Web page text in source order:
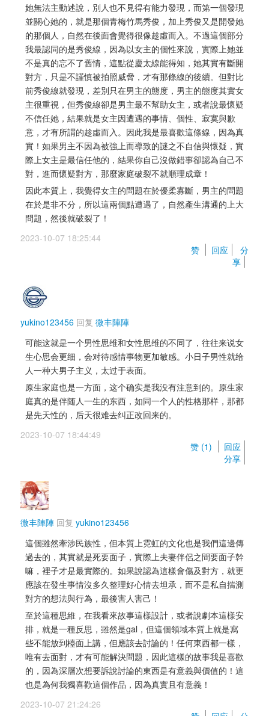
她無法主動述說，別人也不見得有能力發現，而第一個發現
並關心她的，就是那個青梅竹馬秀俊，加上秀俊又是開發她
的那個人，自然在後面會覺得很像趁虛而入。不過這個部分
我最認同的是秀俊線，因為以女主的個性來說，實際上她並
不是真的忘不了舊情，這點從慶太線能得知，她其實有斷開
對方，只是不謹慎被拍照威脅，才有那條線的後續。但對比
前秀俊線就發現，差別只在男主的態度，男主的態度其實女
主很重視，但秀俊線卻是男主最不幫助女主，或者說最懷疑
不信任她，結果就是女主因遭遇的事情、個性、寂寞與歉
意，才有所謂的趁虛而入。因此我是最喜歡這條線，因為真
實！如果男主不因為被強上而導致的謎之不自信與懷疑，實
際上女主是最信任他的，結果你自己沒做錯事卻認為自己不
對，進而懷疑對方，那麼家庭破裂不就順理成章！
因此本質上，我覺得女主的問題在於優柔寡斷，男主的問題
在於是非不分，所以這兩個點遭遇了，自然產生溝通的上大
問題，然後就破裂了！
2023-10-07 18:25:44
赞
回应
分
享
yukino123456 回复 微丰陣陣
可能这就是一个男性思维和女性思维的不同了，往往来说女
生心思会更细，会对待感情事物更加敏感。小日子男性就给
人一种大男子主义，太过于表面。
原生家庭也是一方面，这个确实是我没有注意到的。原生家
庭真的是伴随人一生的东西，如同一个人的性格那样，那都
是先天性的，后天很难去纠正改回来的。
2023-10-07 18:44:49
赞 (1)
回应
分享
微丰陣陣 回复 yukino123456
這個雖然牽涉民族性，但本質上霓虹的文化也是我們這邊傳
過去的，其實就是死要面子，實際上夫妻伴侶之間要面子幹
嘛，裡子才是最實際的。如果說認為這樣會傷及對方，就更
應該在發生事情沒多久整理好心情去坦承，而不是私自揣測
對方的想法與行為，最後害人害己！
至於這種思維，在我看來故事這樣設計，或者說劇本這樣安
排，就是一種反思，雖然是gal，但這個領域本質上就是寫
些不能放到檯面上講，但應該去討論的！任何東西都一樣，
唯有去面對，才有可能解決問題，因此這樣的故事我是喜歡
的，因為深層次想要訴說討論的東西是有意義與價值的！這
也是為何我獨喜歡這個作品，因為真實且有意義！
2023-10-07 21:24:26